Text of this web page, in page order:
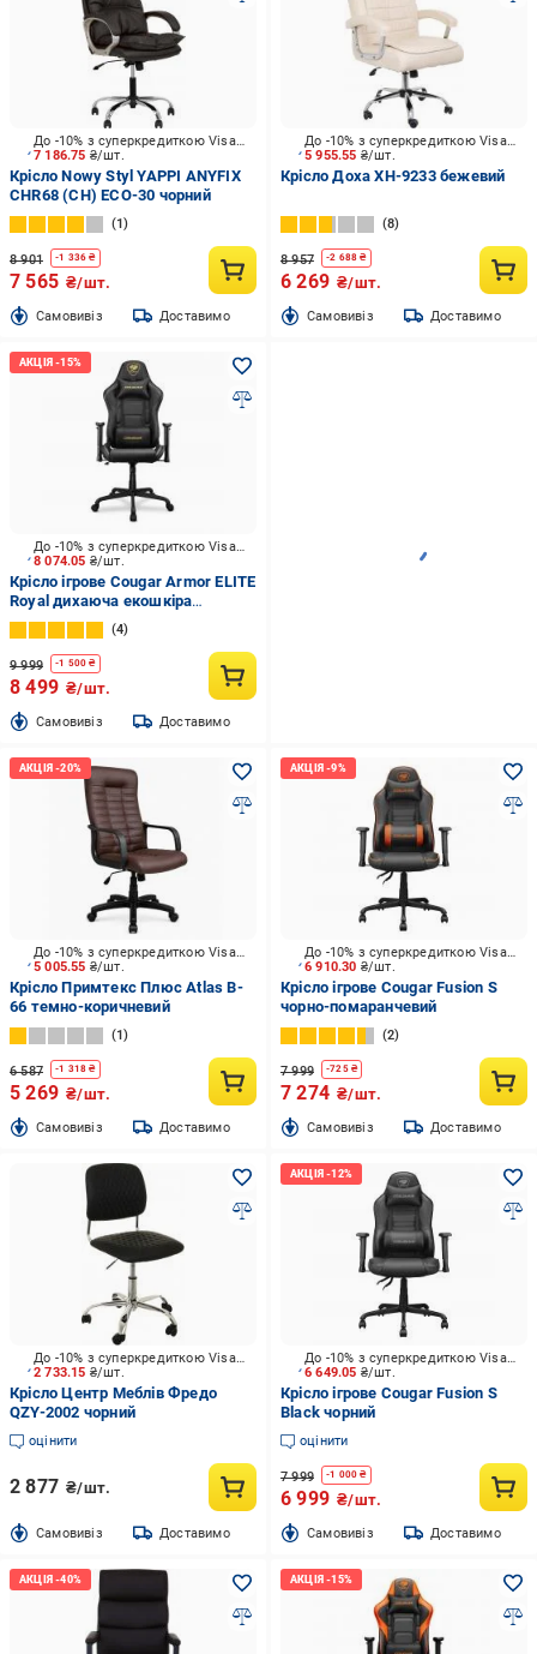
7 186.75 ₴/шт.
До -10% з суперкредиткою Visa Вигода
Крісло Nowy Styl YAPPI ANYFIX
CHR68 (CH) ECO-30 чорний
1
8 901 -1 336 ₴
7 565 ₴/шт.
Cамовивіз Доставимо
5 955.55 ₴/шт.
До -10% з суперкредиткою Visa Вигода
Крісло Доха XH-9233 бежевий
8
8 957 -2 688 ₴
6 269 ₴/шт.
Cамовивіз Доставимо
8 074.05 ₴/шт.
До -10% з суперкредиткою Visa Вигода
Крісло ігрове Cougar Armor ELITE
Royal дихаюча екошкіра
сталевий каркас чорний
4
9 999 -1 500 ₴
8 499 ₴/шт.
Cамовивіз Доставимо
5 005.55 ₴/шт.
До -10% з суперкредиткою Visa Вигода
Крісло Примтекс Плюс Atlas B-
66 темно-коричневий
1
6 587 -1 318 ₴
5 269 ₴/шт.
Cамовивіз Доставимо
6 910.30 ₴/шт.
До -10% з суперкредиткою Visa Вигода
Крісло ігрове Cougar Fusion S
чорно-помаранчевий
2
7 999 -725₴
7 274 ₴/шт.
Cамовивіз Доставимо
2 733.15 ₴/шт.
До -10% з суперкредиткою Visa Вигода
Крісло Центр Меблів Фредо
QZY-2002 чорний
оцінити
2 877 ₴/шт.
Cамовивіз Доставимо
6 649.05 ₴/шт.
До -10% з суперкредиткою Visa Вигода
Крісло ігрове Cougar Fusion S
Black чорний
оцінити
7 999 -1 000 ₴
6 999 ₴/шт.
Cамовивіз Доставимо